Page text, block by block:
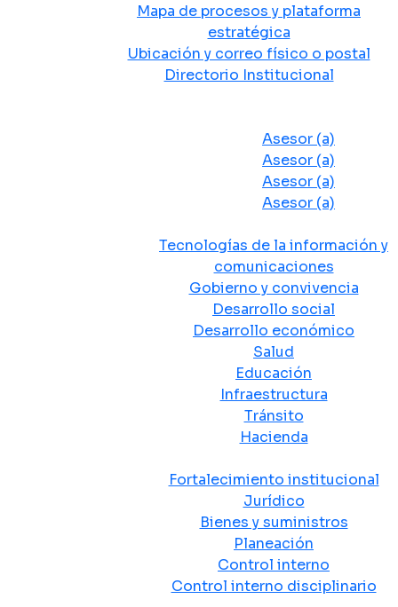
Mapa de procesos y plataforma
estratégica
Ubicación y correo físico o postal
Directorio Institucional
Asesor (a)
Asesor (a)
Asesor (a)
Asesor (a)
Tecnologías de la información y
comunicaciones
Gobierno y convivencia
Desarrollo social
Desarrollo económico
Salud
Educación
Infraestructura
Tránsito
Hacienda
Fortalecimiento institucional
Jurídico
Bienes y suministros
Planeación
Control interno
Control interno disciplinario